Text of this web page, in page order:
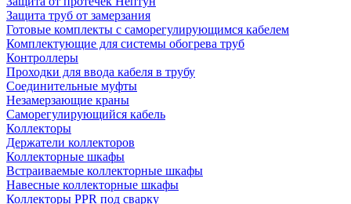
Защита труб от замерзания
Готовые комплекты с саморегулирующимся кабелем
Комплектующие для системы обогрева труб
Контроллеры
Проходки для ввода кабеля в трубу
Соединительные муфты
Незамерзающие краны
Саморегулирующийся кабель
Коллекторы
Держатели коллекторов
Коллекторные шкафы
Встраиваемые коллекторные шкафы
Навесные коллекторные шкафы
Коллекторы PPR под сварку